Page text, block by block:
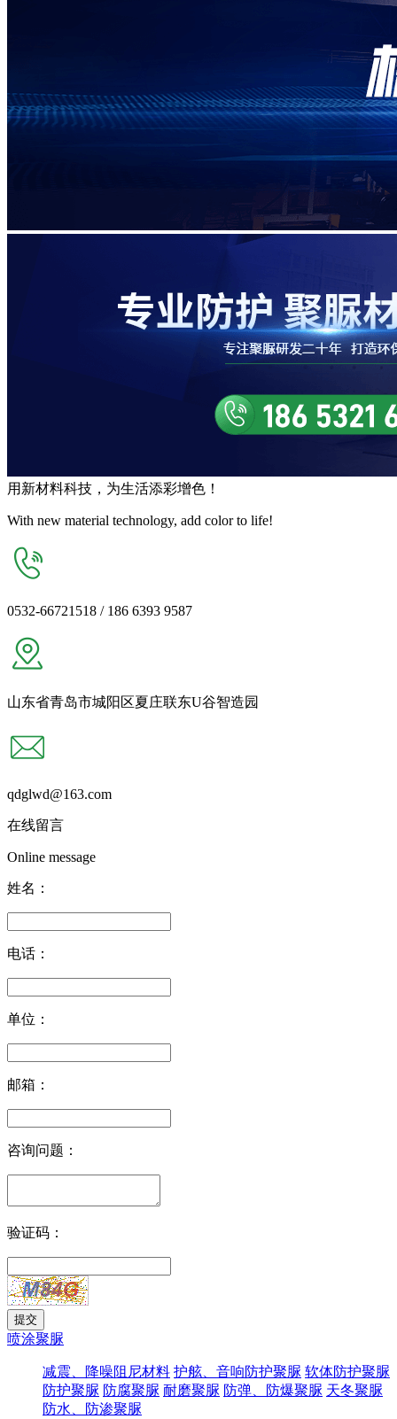
用 新材料科技，为生活添彩增色 ！
With new material technology, add color to life!
0532-66721518 / 186 6393 9587
山东省青岛市城阳区夏庄联东U谷智造园
qdglwd@163.com
在线留言
Online message
姓名：
电话：
单位：
邮箱：
咨询问题：
验证码：
喷涂聚脲
减震、降噪阻尼材料 护舷、音响防护聚脲 软体防护聚脲
防护聚脲 防腐聚脲 耐磨聚脲 防弹、防爆聚脲 天冬聚脲
防水、防渗聚脲